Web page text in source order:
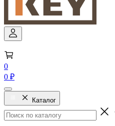
0
0 ₽
Каталог